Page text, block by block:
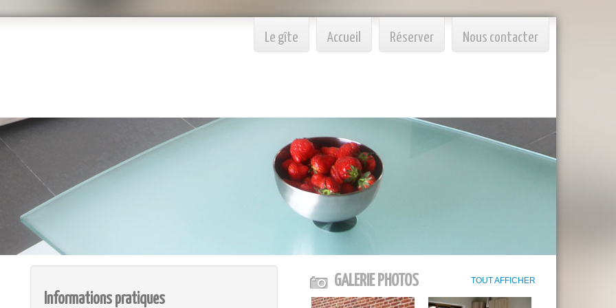
Le gîte Accueil Réserver Nous contacter
Informations pratiques
GALERIE PHOTOS TOUT AFFICHER